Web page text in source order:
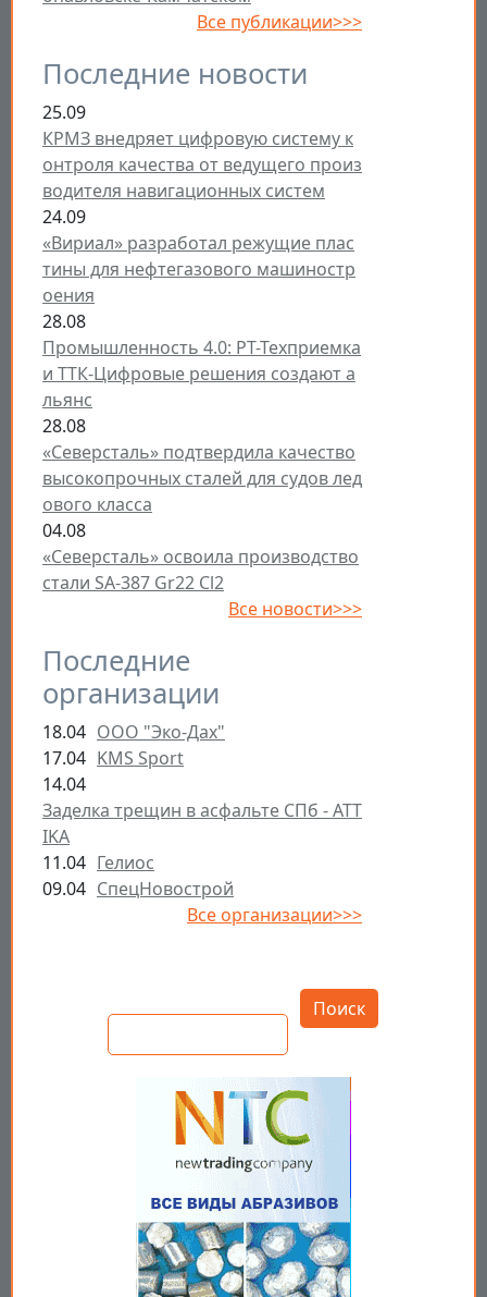
Все публикации>>>
Последние новости
25.09
КРМЗ внедряет цифровую систему к
онтроля качества от ведущего произ
водителя навигационных систем
24.09
«Вириал» разработал режущие плас
тины для нефтегазового машиностр
оения
28.08
Промышленность 4.0: РТ-Техприемка
и ТТК-Цифровые решения создают а
льянс
28.08
«Северсталь» подтвердила качество
высокопрочных сталей для судов лед
ового класса
04.08
«Северсталь» освоила производство
стали SA-387 Gr22 Cl2
Все новости>>>
Последние
организации
18.04 ООО "Эко-Дах"
17.04 KMS Sport
14.04
Заделка трещин в асфальте СПб - ATT
IKA
11.04 Гелиос
09.04 СпецНовострой
Все организации>>>